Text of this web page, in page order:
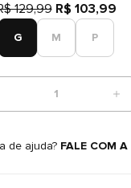
129,99 R$ 103,99
G M P
1
de ajuda? FALE COM A